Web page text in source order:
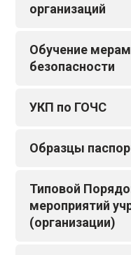
организаций
Обучение
безопасности
УКП по ГОЧС
Образцы
Типовой
мероприятий
(организации)